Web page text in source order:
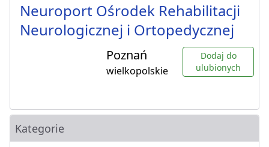
Neuroport Ośrodek Rehabilitacji
Neurologicznej i Ortopedycznej
Poznań
wielkopolskie
Dodaj do
ulubionych
Kategorie